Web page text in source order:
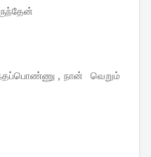
, நான் வெறும்